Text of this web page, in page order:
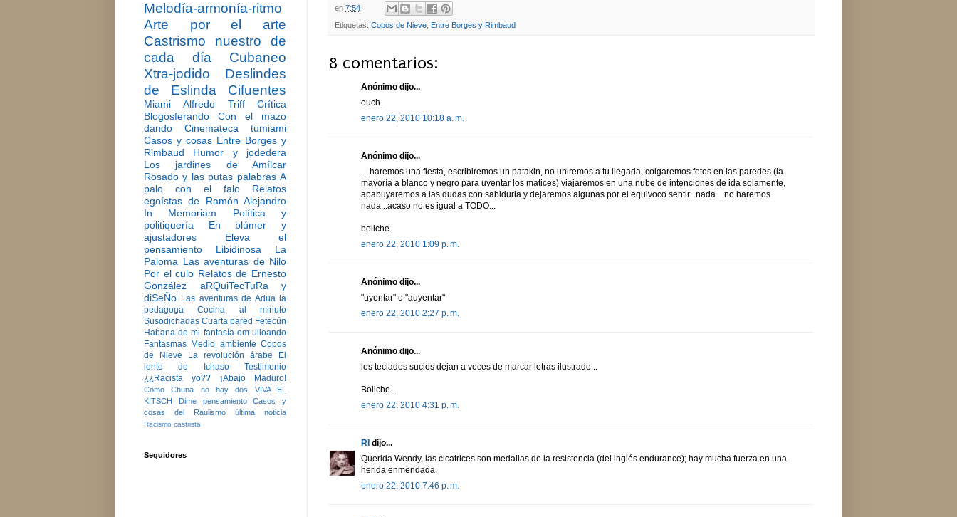
en 7:54
Etiquetas: Copos de Nieve Entre Borges y Rimbaud
8 comentarios:
Anónimo dijo...
ouch.
enero 22, 2010 10:18 a. m.
Anónimo dijo...
....haremos una fiesta, escribiremos un patakin, no uniremos a tu llegada, colgaremos fotos en las paredes (la
mayoría a blanco y negro para uyentar los matices) viajaremos en una nube de intenciones de ida solamente,
apabuyaremos a las dudas con sabiduria y dejaremos algunas por el equivoco sentir...nada....no haremos
nada...acaso no es igual a TODO...
boliche.
enero 22, 2010 1:09 p. m.
Anónimo dijo...
"uyentar" o "auyentar"
enero 22, 2010 2:27 p. m.
Anónimo dijo...
los teclados sucios dejan a veces de marcar letras ilustrado...
Boliche...
enero 22, 2010 4:31 p. m.
RI dijo...
Querida Wendy, las cicatrices son medallas de la resistencia (del inglés endurance); hay mucha fuerza en una
herida enmendada.
enero 22, 2010 7:46 p. m.
Melodía-armonía-ritmo
Arte por el arte
Castrismo nuestro de
cada día
Cubaneo
Xtra-jodido
Deslindes
de Eslinda Cifuentes
Miami Alfredo Triff
Crítica
Blogosferando
Con el mazo
dando
Cinemateca tumiami
Casos y cosas Entre Borges y
Rimbaud
Humor y jodedera
Los jardines de Amílcar
Rosado y las putas palabras A
palo con el falo
Relatos
egoístas de Ramón Alejandro
In Memoriam
Política y
politiquería
En blúmer y
ajustadores
Eleva el
pensamiento
Libidinosa
La
Paloma Las aventuras de Nilo
Por el culo Relatos de Ernesto
González
aRQuiTecTuRa y
diSeÑo Las aventuras de Adua la
pedagoga
Cocina al minuto
Susodichadas Cuarta pared Fetecún
Habana de mi fantasía om ulloando
Fantasmas Medio ambiente Copos
de Nieve
La revolución árabe
El
lente de Ichaso
Testimonio
¿¿Racista yo??
¡Abajo Maduro!
Como Chuna no hay dos
VIVA EL
KITSCH
Dime pensamiento
Casos y
cosas del Raulismo
última noticia
Racismo castrista
Seguidores